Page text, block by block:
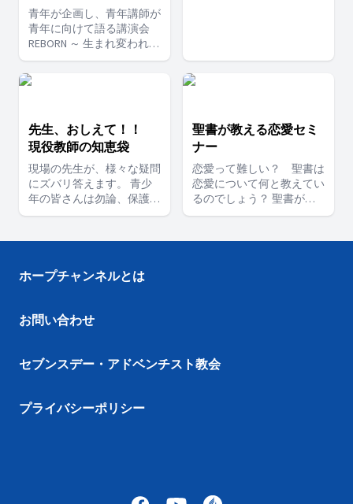
たか？
青年が企画し、青年講師が
青年に向けて語る講演会
REBORN ～ 生まれ変われる
って知っていましたか？
先生、おしえて！！
現役教師の知恵袋
現場の先生が、様々な疑問
にズバリ答えます。 青少
年の皆さんは勿論、保護者
の方も必見です。
聖書が教える恋愛セミ
ナー
恋愛って難しい？ 聖書は
恋愛について何と教えてい
るのでしょう？ 聖書が教
えるアドバイスに耳を傾け
ーク・デュアート 通訳：
ホープチャンネルとは
お問い合わせ
セブンスデー・アドベンチスト教会
プライバシーポリシー